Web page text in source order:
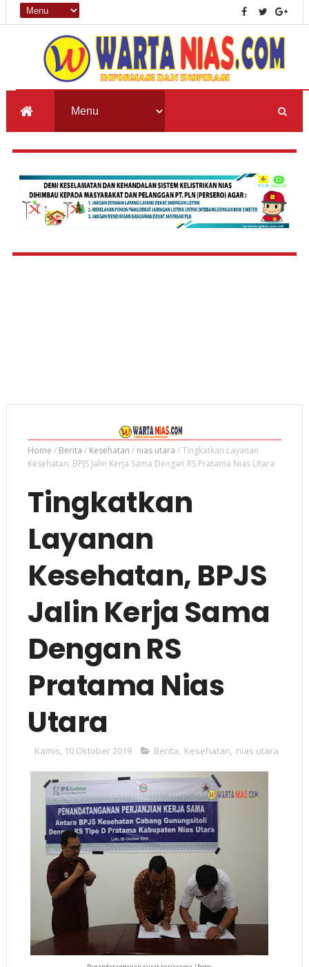
Home / Berita / Kesehatan / nias utara /Tingkatkan Layanan
Kesehatan, BPJS Jalin Kerja Sama Dengan RS Pratama Nias Utara
Tingkatkan
Layanan
Kesehatan, BPJS
Jalin Kerja Sama
Dengan RS
Pratama Nias
Utara
Kamis, 10 Oktober 2019 Berita, Kesehatan, nias utara